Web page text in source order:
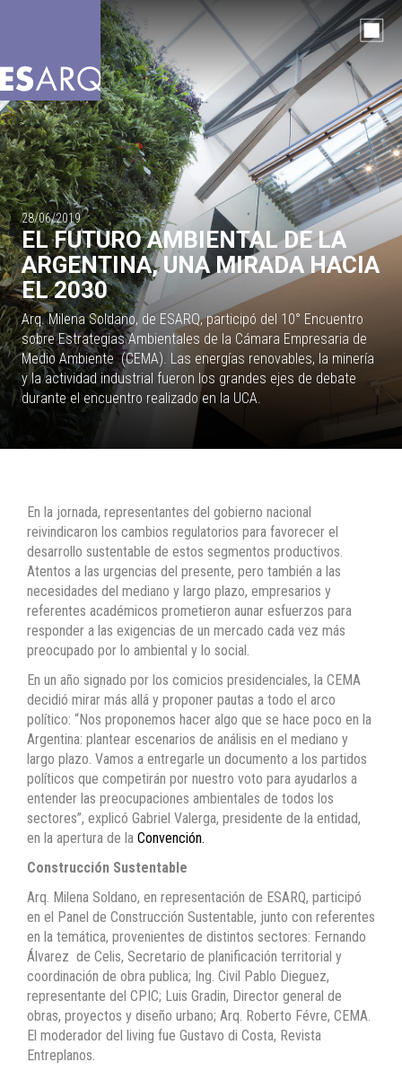
28/06/2019
EL FUTURO AMBIENTAL DE LA
ARGENTINA, UNA MIRADA HACIA
EL 2030
Arq. Milena Soldano, de ESARQ, participó del 10° Encuentro
sobre Estrategias Ambientales de la Cámara Empresaria de
Medio Ambiente (CEMA). Las energías renovables, la minería
y la actividad industrial fueron los grandes ejes de debate
durante el encuentro realizado en la UCA.
En la jornada, representantes del gobierno nacional
reivindicaron los cambios regulatorios para favorecer el
desarrollo sustentable de estos segmentos productivos.
Atentos a las urgencias del presente, pero también a las
necesidades del mediano y largo plazo, empresarios y
referentes académicos prometieron aunar esfuerzos para
responder a las exigencias de un mercado cada vez más
preocupado por lo ambiental y lo social.
En un año signado por los comicios presidenciales, la CEMA
decidió mirar más allá y proponer pautas a todo el arco
político: “Nos proponemos hacer algo que se hace poco en la
Argentina: plantear escenarios de análisis en el mediano y
largo plazo. Vamos a entregarle un documento a los partidos
políticos que competirán por nuestro voto para ayudarlos a
entender las preocupaciones ambientales de todos los
sectores”, explicó Gabriel Valerga, presidente de la entidad,
en la apertura de la Convención.
Construcción Sustentable
Arq. Milena Soldano, en representación de ESARQ, participó
en el Panel de Construcción Sustentable, junto con referentes
en la temática, provenientes de distintos sectores: Fernando
Álvarez de Celis, Secretario de planificación territorial y
coordinación de obra publica; Ing. Civil Pablo Dieguez,
representante del CPIC; Luis Gradin, Director general de
obras, proyectos y diseño urbano; Arq. Roberto Févre, CEMA.
El moderador del living fue Gustavo di Costa, Revista
Entreplanos.